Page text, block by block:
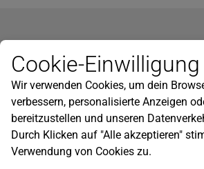
Newsletter
Infos zu neuen Produkten, Gartentipps
unserem Newsletter!
Jetzt anmelden
Hilfe
Cookie-Einwilligung
Wir verwenden Cookies, um dein
verbessern, personalisierte Anzeigen
bereitzustellen und unseren
Durch Klicken auf "Alle akzeptieren"
Verwendung von Cookies zu.